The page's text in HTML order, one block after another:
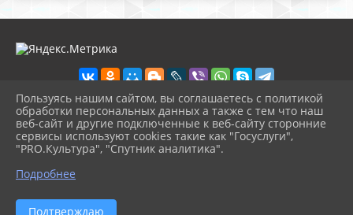
2026 г. nolinsk-museum.ru
Вход
Карта сайта
Политика обработки персональных данных
Сделано на KubCMS
Разработка и поддержка
Пользуясь нашим сайтом, вы соглашаетесь с политикой
обработки персональных данных а также с тем что наш
веб-сайт и другие подключенные к веб-сайту сторонние
сервисы используют cookies такие как "Госуслуги",
"PRO.Культура", "Спутник аналитика".
Подробнее
Подтверждаю